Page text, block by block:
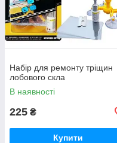
Набір для ремонту тріщин
лобового скла
В наявності
225 ₴
Купити